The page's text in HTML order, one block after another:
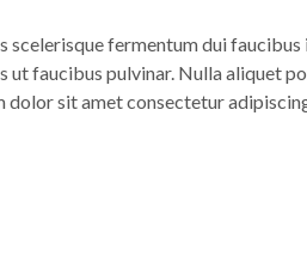
scelerisque fermentum dui
ut faucibus pulvinar. Nulla aliquet
dolor sit amet consectetur